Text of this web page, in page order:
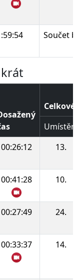
Součet
Celkové
Umístění
00:26:12 13.
00:41:28 10.
00:27:49 24.
00:33:37 14.